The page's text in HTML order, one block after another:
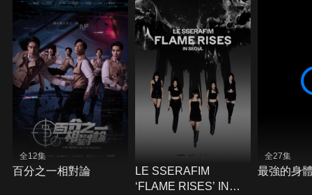
全12集
百分之一相對論
LE SSERAFIM
‘FLAME RISES’ IN
全27集
最強的身